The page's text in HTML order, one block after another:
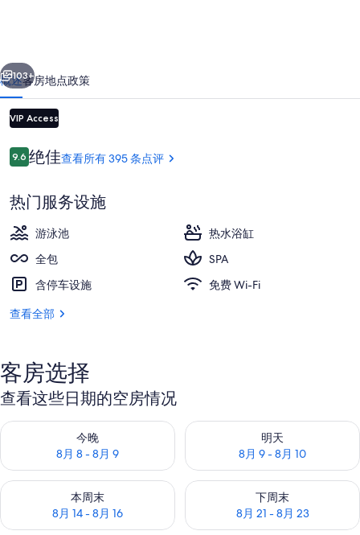
斯
卡
波
斯
包
式
住
宿
的
片
库
7 间餐厅，供应早餐、午餐和晚餐
个 下一个
103+
概述客房地点政策
VIP Access
点
评
9.69.6/10
绝佳查看所有 395 条点评
热门服务设施
游泳池
热水浴缸
全包
SPA
含停车设施
免费 Wi-Fi
查看全部
客房选择
查看这些日期的空房情况
今晚
8月 8 - 8月 9
查看今晚的空房情况：8月 8 - 8月 9
明天
8月 9 - 8月 10
查看明天的空房情况：8月 9 -
本周末
8月 14 - 8月 16
查看本周末的空房情况：8月 14 - 8月 16
下周末
8月 21 - 8月 23
查看下周末的空房情况：8月